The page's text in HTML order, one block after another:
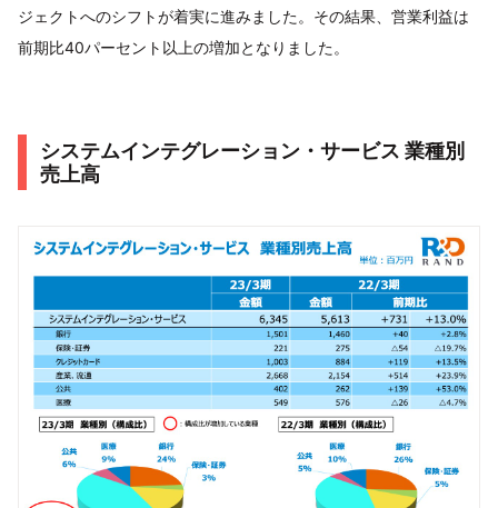
ジェクトへのシフトが着実に進みました。その結果、営業利益は
前期比40パーセント以上の増加となりました。
システムインテグレーション・サービス 業種別
売上高